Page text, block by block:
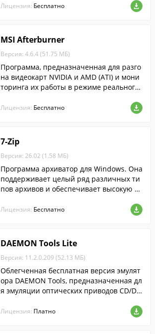
Лицензия: Бесплатно
MSI Afterburner
Версия: 4.6.4 (51.75 МБ)
Программа, предназначенная для разго
на видеокарт NVIDIA и AMD (ATI) и мони
торинга их работы в режиме реального
Лицензия: Бесплатно
7-Zip
Версия: 26.02 (1.58 МБ)
Программа архиватор для Windows. Она
поддерживает целый ряд различных ти
пов архивов и обеспечивает высокую ст
Лицензия: Бесплатно
DAEMON Tools Lite
Версия: 11.2.0.209 (52.13 МБ)
Облегченная бесплатная версия эмулят
ора DAEMON Tools, предназначенная дл
я эмуляции оптических приводов CD/DV
Лицензия: Платно